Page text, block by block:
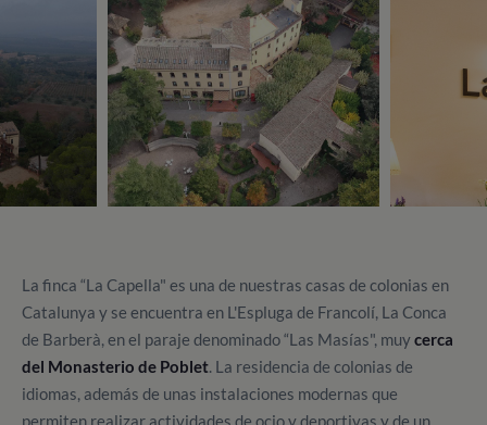
La finca “La Capella" es una de nuestras casas de colonias en
Catalunya y se encuentra en L'Espluga de Francolí, La Conca
de Barberà, en el paraje denominado “Las Masías", muycerca
del Monasterio de Poblet. La residencia de colonias de
idiomas, además de unas instalaciones modernas que
permiten realizar actividades de ocio y deportivas y de un